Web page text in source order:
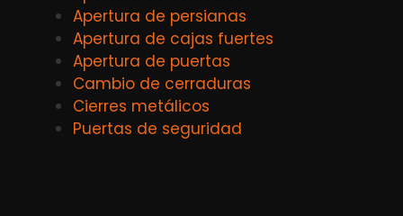
Apertura de persianas
Apertura de cajas fuertes
Apertura de puertas
Cambio de cerraduras
Cierres metálicos
Puertas de seguridad